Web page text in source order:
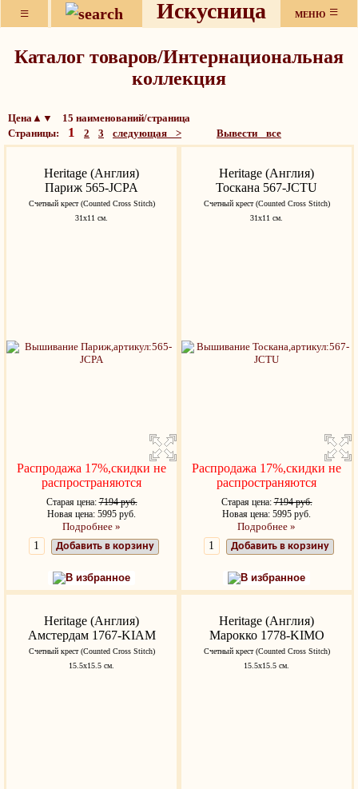
≡ Искусница МЕНЮ ≡
Каталог товаров/Интернациональная
коллекция
Цена▲▼ 15 наименований/страница
Страницы: 1 2 3 следующая > Вывести все
Heritage (Англия)
Париж 565-JCPA
Счетный крест (Counted Cross Stitch)
31х11 см.
Распродажа 17%,скидки не
распространяются
Старая цена:7194 руб.
Новая цена: 5995 руб.
Подробнее »
Добавить в корзину
В избранное
Heritage (Англия)
Тоскана 567-JCTU
Счетный крест (Counted Cross Stitch)
31х11 см.
Распродажа 17%,скидки не
распространяются
Старая цена:7194 руб.
Новая цена: 5995 руб.
Подробнее »
Добавить в корзину
В избранное
Heritage (Англия)
Амстердам 1767-KIAM
Счетный крест (Counted Cross Stitch)
15.5x15.5 см.
Heritage (Англия)
Марокко 1778-KIMO
Счетный крест (Counted Cross Stitch)
15.5x15.5 см.